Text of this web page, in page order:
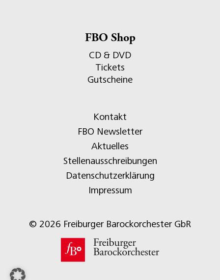
FBO Shop
CD & DVD
Tickets
Gutscheine
Kontakt
FBO Newsletter
Aktuelles
Stellenausschreibungen
Datenschutzerklärung
Impressum
© 2026 Freiburger Barockorchester GbR